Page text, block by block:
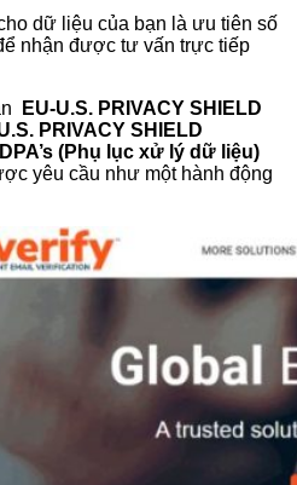
dữ liệu của bạn là ưu tiên số
nhận được tư vấn trực tiếp
EU-U.S. PRIVACY SHIELD
PRIVACY SHIELD
DPA’s (Phụ lục xử lý dữ liệu)
yêu cầu như một hành động